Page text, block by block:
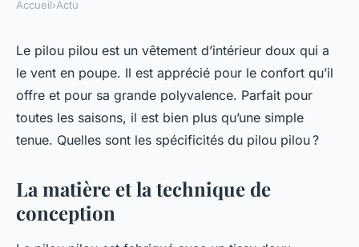
Quelles sont les spécificités
d'un pilou pilou ?
ozanne •12 octobre 2023• 2 min de lecture
Accueil›Actu
Le pilou pilou est un vêtement d’intérieur doux qui a
le vent en poupe. Il est apprécié pour le confort qu’il
offre et pour sa grande polyvalence. Parfait pour
toutes les saisons, il est bien plus qu’une simple
tenue. Quelles sont les spécificités du pilou pilou ?
La matière et la technique de
conception